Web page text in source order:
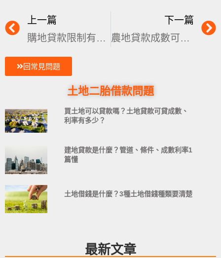
上一篇
購地貸款限制有哪些？打炒房準備購地借款必看！
下一篇
農地貸款成數可借多少？條件、流程、利率1篇看懂
回常見問題
土地二胎借款問題
買土地可以貸款嗎？土地貸款可貸成數、
利率有多少？
建地貸款是什麼？管道、條件、成數利率1
篇懂
土地借錢是什麼？3種土地借錢種類要清楚
最新文章